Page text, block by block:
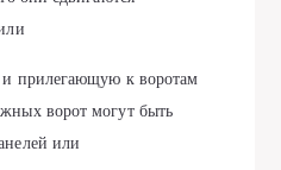
и прилегающую к воротам
ворот могут быть
или